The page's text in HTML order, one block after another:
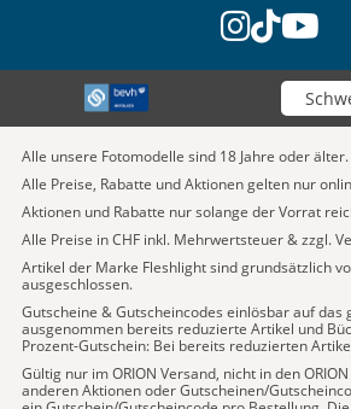
tiktok
Wähle
Alle unsere Fotomodelle sind 18 Jahre oder älter.
Alle Preise, Rabatte und Aktionen gelten nur
Aktionen und Rabatte nur solange der Vorrat
Alle Preise in CHF inkl. Mehrwertsteuer & zzgl.
Artikel der Marke Fleshlight sind grundsätzlich
ausgeschlossen.
Gutscheine & Gutscheincodes einlösbar auf das
ausgenommen bereits reduzierte Artikel und
Prozent-Gutschein: Bei bereits reduzierten
Gültig nur im ORION Versand, nicht in den
anderen Aktionen oder Gutscheinen/